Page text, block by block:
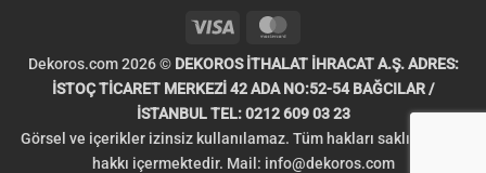
Visa
Dekoros.com 2026 © DEKOROS İTHALAT İHRACAT A.Ş. ADRES:
İSTOÇ TİCARET MERKEZİ 42 ADA NO:52-54 BAĞCILAR /
İSTANBUL TEL: 0212 609 03 23
Görsel ve içerikler izinsiz kullanılamaz. Tüm hakları saklıdır. Telif
hakkı içermektedir. Mail: info@dekoros.com